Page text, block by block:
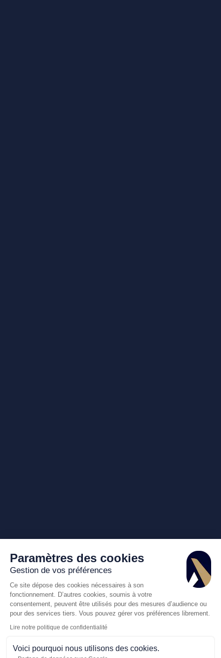
Paramètres des cookies
Gestion de vos préférences
Ce site dépose des cookies nécessaires à son
fonctionnement. D’autres cookies, soumis à votre
consentement, peuvent être utilisés pour des mesures d’audience ou
pour des services tiers. Vous pouvez gérer vos préférences librement.
Lire notre politique de confidentialité
Voici pourquoi nous utilisons des cookies.